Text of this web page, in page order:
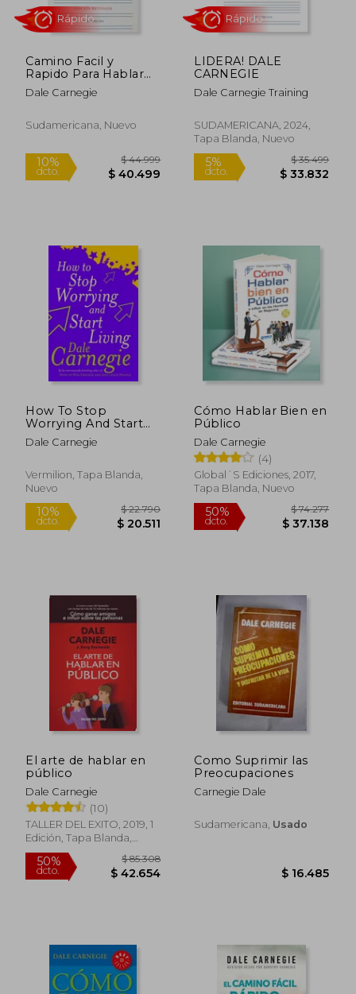
10% 50%
10% $ 44.999
Rápido
50%
Camino Facil y
Rapido Para Hablar
Eficaz
Dale Carnegie
Sudamericana, Nuevo
10%
dcto. $ 40.499
Rápido
LIDERA! DALE
CARNEGIE
Dale Carnegie Training
SUDAMERICANA, 2024,
Tapa Blanda, Nuevo
dcto.
Rápido
How To Stop
Worrying And Start
Living
Dale Carnegie
Vermilion, Tapa Blanda,
Nuevo
Cómo Hablar Bien en
Público
Dale Carnegie
(4)
Global´S Ediciones, 2017,
Tapa Blanda, Nuevo
El arte de hablar en
público
Dale Carnegie
(10)
TALLER DEL EXITO, 2019, 1
Edición, Tapa Blanda,
Nuevo
Como Suprimir las
Preocupaciones
Carnegie Dale
Sudamericana, Usado